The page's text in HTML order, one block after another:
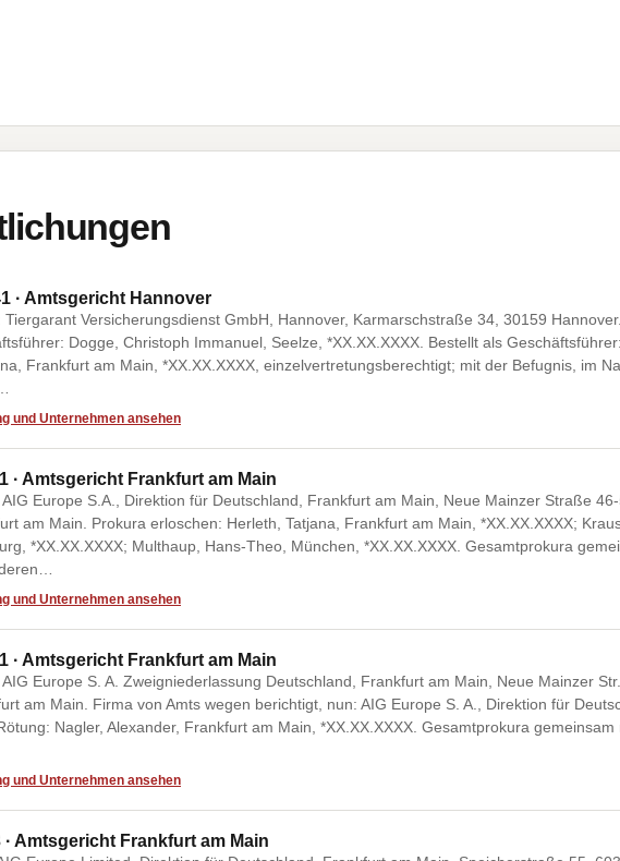
· Amtsgericht Hannover
Tiergarant Versicherungsdienst GmbH, Hannover, Karmarschstraße 34, 30159
Dogge, Christoph Immanuel, Seelze, *XX.XX.XXXX. Bestellt als Geschäftsführer:
Frankfurt am Main, *XX.XX.XXXX, einzelvertretungsberechtigt; mit der Befugnis, im
und Unternehmen ansehen
· Amtsgericht Frankfurt am Main
AIG Europe S.A., Direktion für Deutschland, Frankfurt am Main, Neue Mainzer Straße 46-
am Main. Prokura erloschen: Herleth, Tatjana, Frankfurt am Main, *XX.XX.XXXX;
*XX.XX.XXXX; Multhaup, Hans-Theo, München, *XX.XX.XXXX. Gesamtprokura
und Unternehmen ansehen
· Amtsgericht Frankfurt am Main
AIG Europe S. A. Zweigniederlassung Deutschland, Frankfurt am Main, Neue Mainzer
am Main. Firma von Amts wegen berichtigt, nun: AIG Europe S. A., Direktion für
Nagler, Alexander, Frankfurt am Main, *XX.XX.XXXX. Gesamtprokura gemeinsam
und Unternehmen ansehen
· Amtsgericht Frankfurt am Main